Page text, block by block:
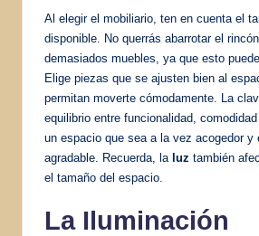
Al elegir el mobiliario, ten en cuenta el
disponible. No querrás abarrotar el
demasiados muebles, ya que esto
Elige piezas que se ajusten bien al
permitan moverte cómodamente. La
equilibrio entre funcionalidad,
un espacio que sea a la vez acogedor y
agradable. Recuerda, la luz también
el tamaño del espacio.
La Iluminación